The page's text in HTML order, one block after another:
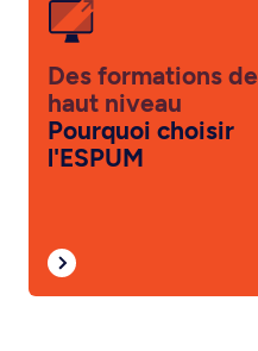
Des formations de
haut niveau
Pourquoi choisir
l'ESPUM